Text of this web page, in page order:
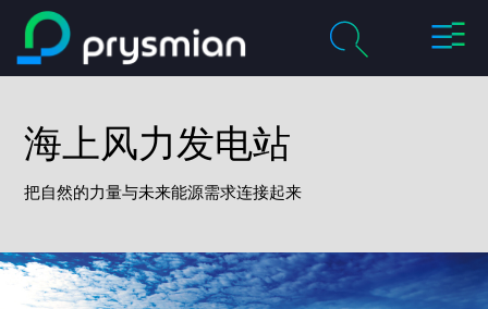
跳至主要内容
切
搜
索
产品及解决方案
职业 chevron_right
海上风力发电站
把自然的力量与未来能源需求连接起来